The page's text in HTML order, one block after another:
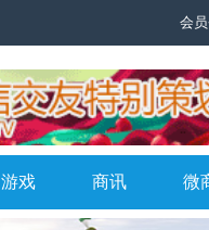
会
游戏 商讯 微